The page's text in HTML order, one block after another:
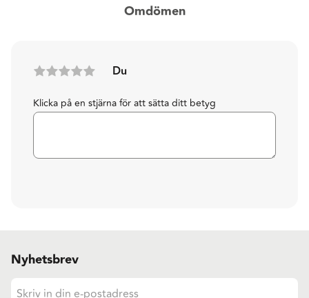
Omdömen
Du
Klicka på en stjärna för att sätta ditt betyg
Nyhetsbrev